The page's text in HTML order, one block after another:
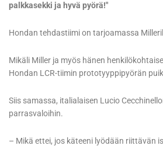
palkkasekki ja hyvä pyörä!"
Hondan tehdastiimi on tarjoamassa
Mikäli Miller ja myös hänen
Hondan LCR-tiimin prototyyppipyörän
Siis samassa, italialaisen Lucio
parrasvaloihin.
– Mikä ettei, jos käteeni lyödään riittävän